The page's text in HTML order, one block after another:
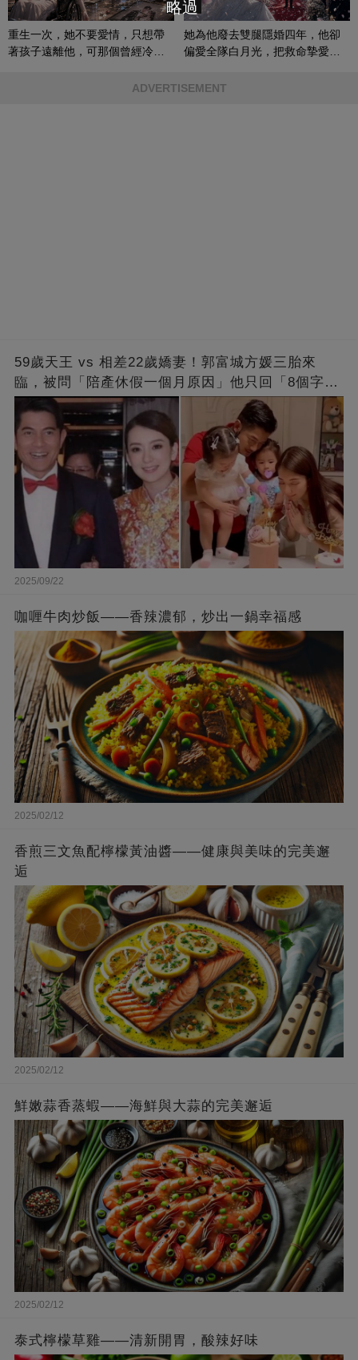
重生一次，她不要愛情，只想帶
著孩子遠離他，可那個曾經冷漠
她為他廢去雙腿隱婚四年，他卻
偏愛全隊白月光，把救命摯愛當
ADVERTISEMENT
59歲天王 vs 相差22歲嬌妻！郭富城方媛三胎來
臨，被問「陪產休假一個月原因」他只回「8個字」
被贊爆
2025/09/22
咖喱牛肉炒飯——香辣濃郁，炒出一鍋幸福感
2025/02/12
香煎三文魚配檸檬黃油醬——健康與美味的完美邂
逅
2025/02/12
鮮嫩蒜香蒸蝦——海鮮與大蒜的完美邂逅
2025/02/12
泰式檸檬草雞——清新開胃，酸辣好味
略過